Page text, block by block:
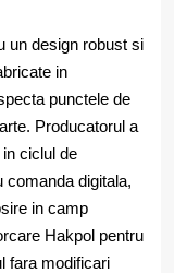
un design robust si
in
punctele de
Producatorul a
ciclul de
comanda digitala,
in camp
Hakpol pentru
fara modificari